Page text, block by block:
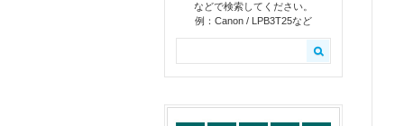
などで検索してください。
例：Canon / LPB3T25など